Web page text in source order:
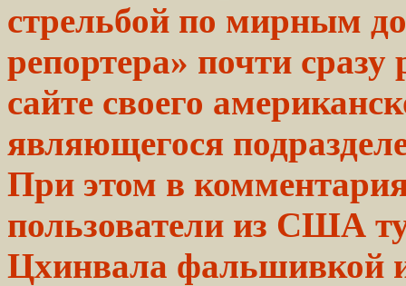
стрельбой по мирным
репортера» почти сразу
сайте своего
являющегося
При этом в
пользователи из США
Цхинвала фальшивкой